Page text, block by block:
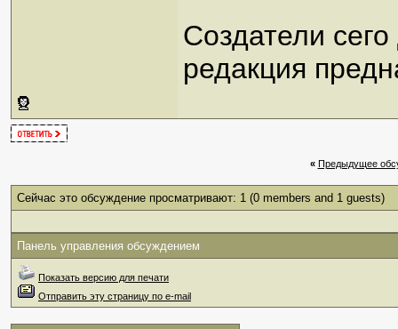
Создатели
редакция
« Предыдущее
Сейчас это обсуждение просматривают: 1 (0 members and 1 guests)
Панель управления обсуждением
Показать версию для печати
Отправить эту страницу по e-mail